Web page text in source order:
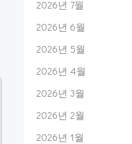
2026년 7월
2026년 6월
2026년 5월
2026년 4월
2026년 3월
2026년 2월
2026년 1월